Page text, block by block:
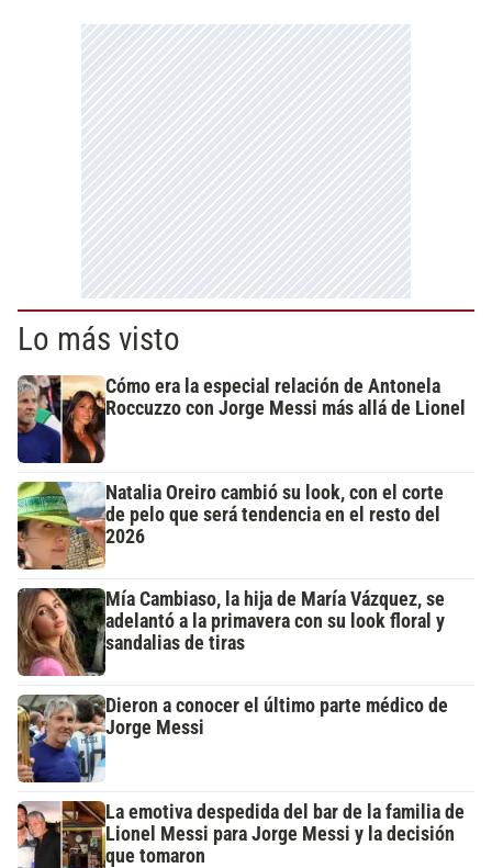
Lo más visto
Cómo era la especial relación de Antonela
Roccuzzo con Jorge Messi más allá de Lionel
Natalia Oreiro cambió su look, con el corte
de pelo que será tendencia en el resto del
2026
Mía Cambiaso, la hija de María Vázquez, se
adelantó a la primavera con su look floral y
sandalias de tiras
Dieron a conocer el último parte médico de
Jorge Messi
La emotiva despedida del bar de la familia de
Lionel Messi para Jorge Messi y la decisión
que tomaron